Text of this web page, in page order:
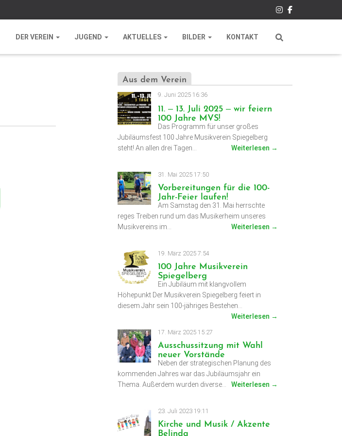
DER VEREIN JUGEND AKTUELLES BILDER KONTAKT
Aus dem Verein
9. Juni 2025 16:36
11. – 13. Juli 2025 – wir feiern
100 Jahre MVS!
Das Programm für unser großes
Jubiläumsfest 100 Jahre Musikverein Spiegelberg
steht! An allen drei Tagen…
Weiterlesen →
31. Mai 2025 17:50
Vorbereitungen für die 100-
Jahr-Feier laufen!
Am Samstag den 31. Mai herrschte
reges Treiben rund um das Musikerheim unseres
Musikvereins im…
Weiterlesen →
19. März 2025 7:54
100 Jahre Musikverein
Spiegelberg
Ein Jubiläum mit klangvollem
Höhepunkt Der Musikverein Spiegelberg feiert in
diesem Jahr sein 100-jähriges Bestehen…
Weiterlesen →
17. März 2025 15:27
Ausschussitzung mit Wahl
neuer Vorstände
Neben der strategischen Planung des
kommenden Jahres war das Jubiläumsjahr ein
Thema. Außerdem wurden diverse…
Weiterlesen →
23. Juli 2023 19:11
Kirche und Musik / Akzente
Belinda